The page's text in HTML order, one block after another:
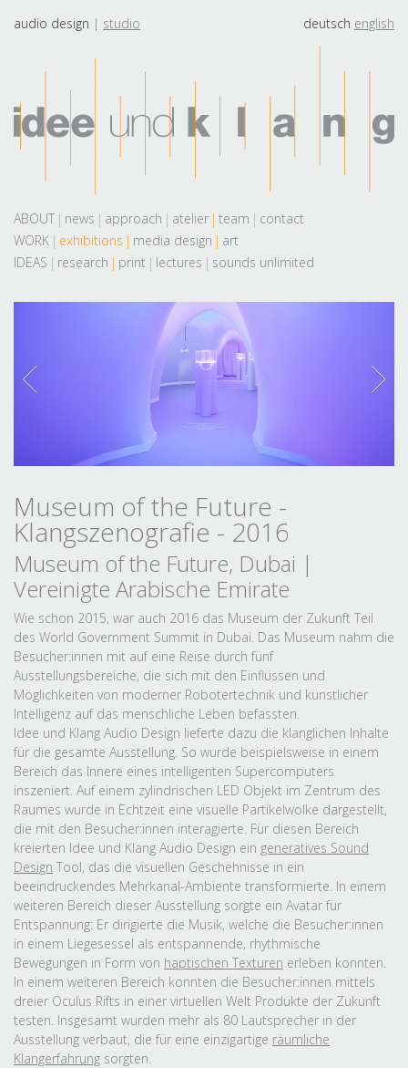
audio design studio deutsch english
ABOUT news approach atelier team
contact
WORK
exhibitions media design
art
IDEAS
research print lectures sounds unlimited
Museum of the Future -
Klangszenografie - 2016
Museum of the Future, Dubai |
Vereinigte Arabische Emirate
Wie schon 2015, war auch 2016 das Museum der Zukunft Teil
des World Government Summit in Dubai. Das Museum nahm die
Besucher:innen mit auf eine Reise durch fünf
Ausstellungsbereiche, die sich mit den Einflüssen und
Möglichkeiten von moderner Robotertechnik und künstlicher
Intelligenz auf das menschliche Leben befassten.
Idee und Klang Audio Design lieferte dazu die klanglichen Inhalte
für die gesamte Ausstellung. So wurde beispielsweise in einem
Bereich das Innere eines intelligenten Supercomputers
inszeniert. Auf einem zylindrischen LED Objekt im Zentrum des
Raumes wurde in Echtzeit eine visuelle Partikelwolke dargestellt,
die mit den Besucher:innen interagierte. Für diesen Bereich
kreierten Idee und Klang Audio Design ein generatives Sound
Design Tool, das die visuellen Geschehnisse in ein
beeindruckendes Mehrkanal-Ambiente transformierte. In einem
weiteren Bereich dieser Ausstellung sorgte ein Avatar für
Entspannung: Er dirigierte die Musik, welche die Besucher:innen
in einem Liegesessel als entspannende, rhythmische
Bewegungen in Form von haptischen Texturen erleben konnten.
In einem weiteren Bereich konnten die Besucher:innen mittels
dreier Oculus Rifts in einer virtuellen Welt Produkte der Zukunft
testen. Insgesamt wurden mehr als 80 Lautsprecher in der
Ausstellung verbaut, die für eine einzigartige räumliche
Klangerfahrung sorgten.